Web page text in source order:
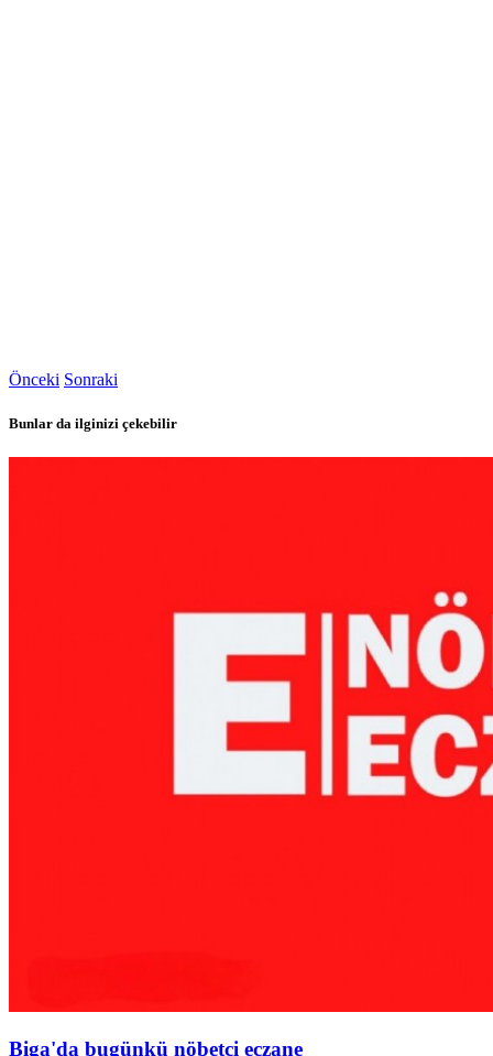
Önceki Sonraki
Bunlar da ilginizi çekebilir
Biga'da bugünkü nöbetçi eczane